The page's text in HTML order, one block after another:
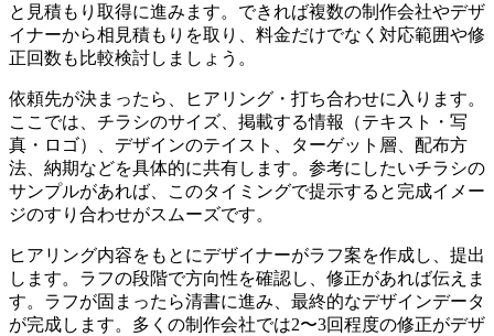
と見積もり取得に進みます。できれば複数の制作会社やデザ
イナーから相見積もりを取り、料金だけでなく対応範囲や修
正回数も比較検討しましょう。
依頼先が決まったら、ヒアリング・打ち合わせに入ります。
ここでは、チラシのサイズ、掲載する情報（テキスト・写
真・ロゴ）、デザインのテイスト、ターゲット層、配布方
法、納期などを具体的に共有します。参考にしたいチラシの
サンプルがあれば、このタイミングで提示すると完成イメー
ジのすり合わせがスムーズです。
ヒアリング内容をもとにデザイナーがラフ案を作成し、提出
します。ラフの段階で方向性を確認し、修正があれば伝えま
す。ラフが固まったら清書に進み、最終的なデザインデータ
が完成します。多くの制作会社では2〜3回程度の修正がデザ